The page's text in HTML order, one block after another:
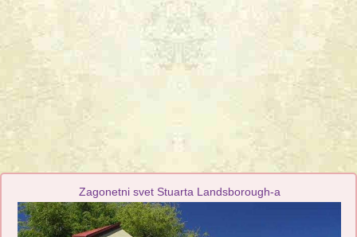
Zagonetni svet Stuarta Landsborough-a